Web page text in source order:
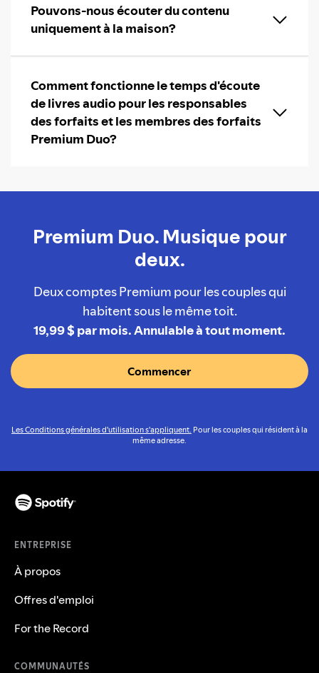
Pouvons-nous écouter du contenu
uniquement à la maison?
Comment fonctionne le temps d'écoute
de livres audio pour les responsables
des forfaits et les membres des forfaits
Premium Duo?
Premium Duo. Musique pour
deux.
Deux comptes Premium pour les couples qui
habitent sous le même toit.
19,99 $ par mois. Annulable à tout moment.
Commencer
Les Conditions générales d'utilisation s'appliquent. Pour les couples qui résident à la
même adresse.
ENTREPRISE
À propos
Offres d'emploi
For the Record
COMMUNAUTÉS